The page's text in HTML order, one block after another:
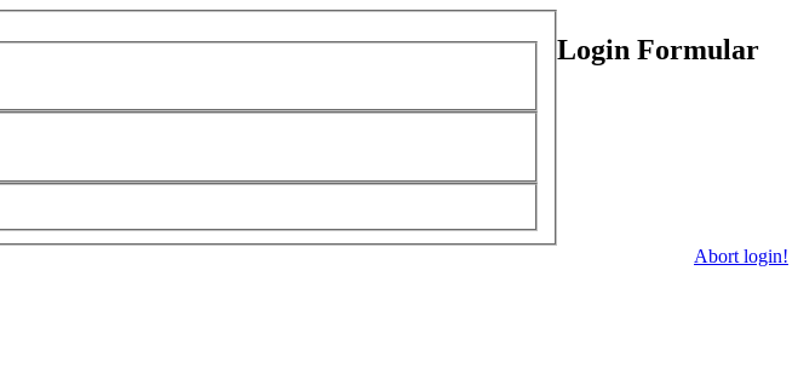
Login Formular
Abort login!